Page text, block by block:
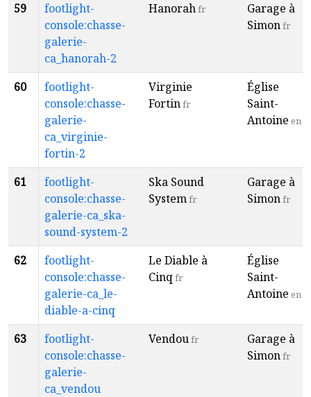
59
footlight-
console:chasse-
galerie-
ca_hanorah-2
Hanorahfr
Garage à
Simonfr
60
footlight-
console:chasse-
galerie-
ca_virginie-
fortin-2
Virginie
Fortinfr
Église
Saint-
Antoine en
61
footlight-
console:chasse-
galerie-ca_ska-
sound-system-2
Ska Sound
Systemfr
Garage à
Simonfr
62
footlight-
console:chasse-
galerie-ca_le-
diable-a-cinq
Le Diable à
Cinqfr
Église
Saint-
Antoine en
63
footlight-
console:chasse-
galerie-
ca_vendou
Vendoufr
Garage à
Simonfr